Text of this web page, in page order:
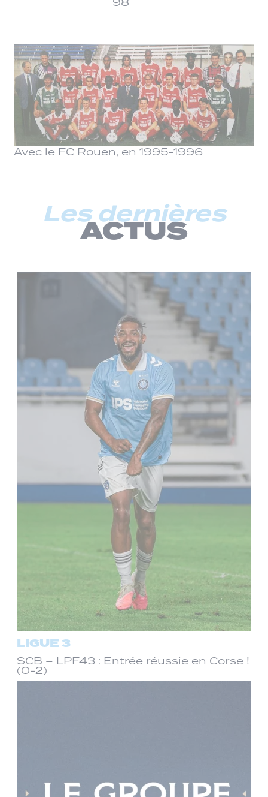
Avec le FC Rouen, en 1995-1996
Les dernières
ACTUS
LIGUE 3
SCB – LPF43 : Entrée réussie en Corse !
(0-2)